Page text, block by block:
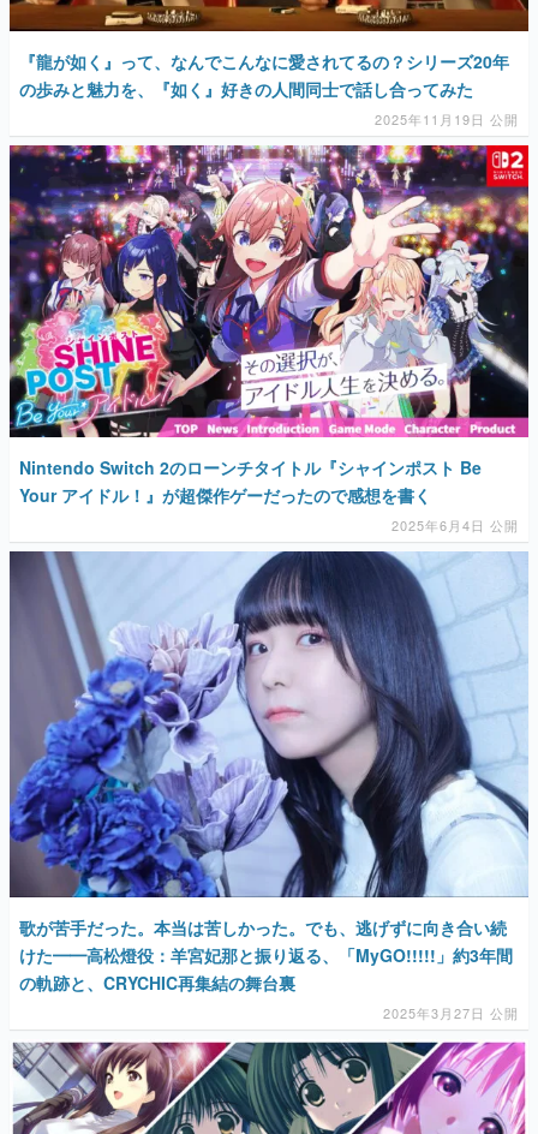
『龍が如く』って、なんでこんなに愛されてるの？シリーズ20年
の歩みと魅力を、『如く』好きの人間同士で話し合ってみた
2025年11月19日 公開
Nintendo Switch 2のローンチタイトル『シャインポスト Be
Your アイドル！』が超傑作ゲーだったので感想を書く
2025年6月4日 公開
歌が苦手だった。本当は苦しかった。でも、逃げずに向き合い続
けた━━高松燈役：羊宮妃那と振り返る、「MyGO!!!!!」約3年間
の軌跡と、CRYCHIC再集結の舞台裏
2025年3月27日 公開